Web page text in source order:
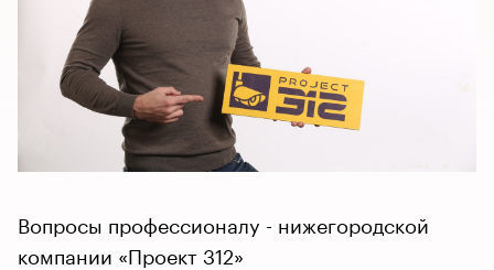
Вопросы профессионалу - нижегородской
компании «Проект 312»